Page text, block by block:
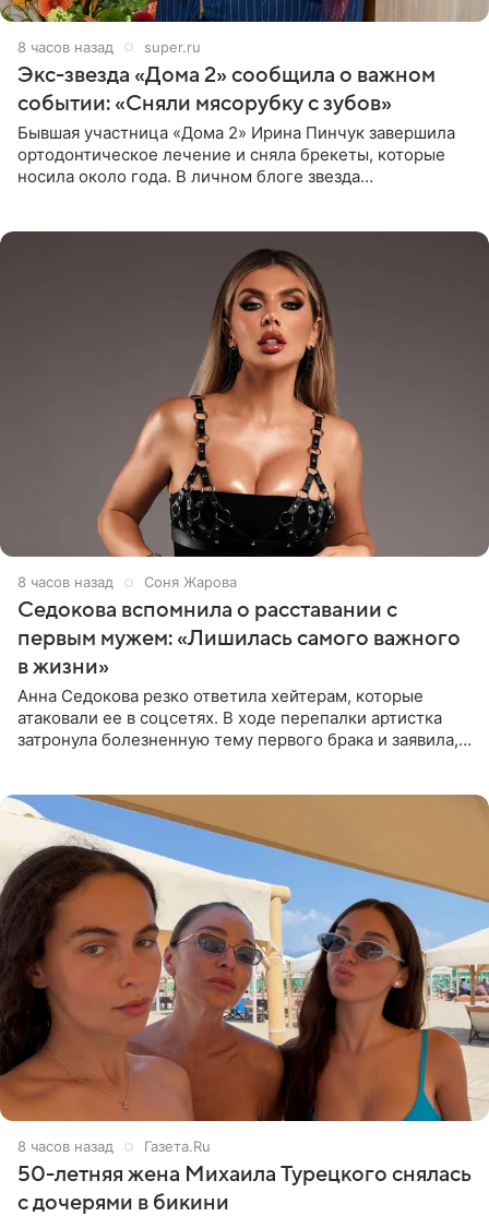
8 часов назад super.ru
Экс-звезда «Дома 2» сообщила о важном
событии: «Сняли мясорубку с зубов»
Бывшая участница «Дома 2» Ирина Пинчук завершила
ортодонтическое лечение и сняла брекеты, которые
носила около года. В личном блоге звезда
8 часов назад Соня Жарова
Седокова вспомнила о расставании с
первым мужем: «Лишилась самого важного
в жизни»
Анна Седокова резко ответила хейтерам, которые
атаковали ее в соцсетях. В ходе перепалки артистка
затронула болезненную тему первого брака и заявила,
8 часов назад Газета.Ru
50-летняя жена Михаила Турецкого снялась
с дочерями в бикини